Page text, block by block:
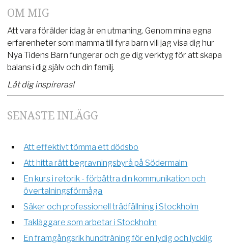
OM MIG
Att vara förälder idag är en utmaning. Genom mina egna
erfarenheter som mamma till fyra barn vill jag visa dig hur
Nya Tidens Barn fungerar och ge dig verktyg för att skapa
balans i dig själv och din familj.
Låt dig inspireras!
SENASTE INLÄGG
Att effektivt tömma ett dödsbo
Att hitta rätt begravningsbyrå på Södermalm
En kurs i retorik - förbättra din kommunikation och
övertalningsförmåga
Säker och professionell trädfällning i Stockholm
Takläggare som arbetar i Stockholm
En framgångsrik hundträning för en lydig och lycklig